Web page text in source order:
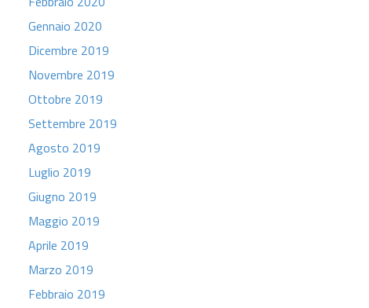
Gennaio 2020
Dicembre 2019
Novembre 2019
Ottobre 2019
Settembre 2019
Agosto 2019
Luglio 2019
Giugno 2019
Maggio 2019
Aprile 2019
Marzo 2019
Febbraio 2019